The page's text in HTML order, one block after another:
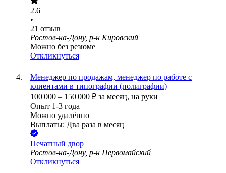
2.6
•
21 отзыв
Ростов-на-Дону, р-н Кировский
Можно без резюме
Откликнуться
Менеджер по продажам, менеджер по работе с
клиентами в типографии (полиграфии)
100 000 – 150 000 ₽ за месяц, на руки
Опыт 1-3 года
Можно удалённо
Выплаты: Два раза в месяц
Печатный двор
Ростов-на-Дону, р-н Первомайский
Откликнуться